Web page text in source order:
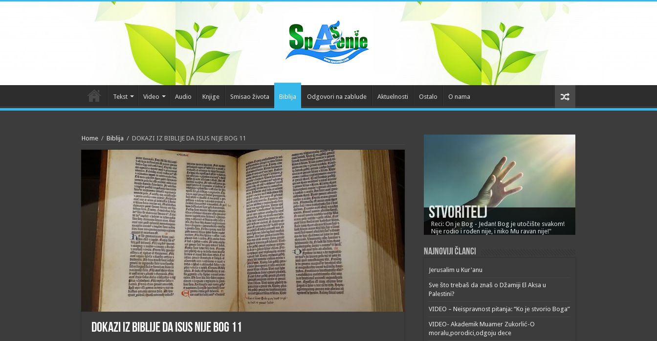
Tekst Video Audio Knjige Smisao života Biblija Odgovori na zablude Aktuelnosti Ostalo O nama
Home / Biblija / DOKAZI IZ BIBLIJE DA ISUS NIJE BOG 11
DOKAZI IZ BIBLIJE DA ISUS NIJE BOG 11
Stvoritelj
Reci: On je Bog - Jedan! Bog je utočište svakom!
Nije rodio i rođen nije, i niko Mu ravan nije!"
Najnoviji članci
Jerusalim u Kur'anu
Sve što trebaš da znaš o Džamiji El Aksa u
Palestini?
VIDEO – Neispravnost pitanja: “Ko je stvorio Boga”
VIDEO- Akademik Muamer Zukorlić-O
moralu,porodici,odgoju dece